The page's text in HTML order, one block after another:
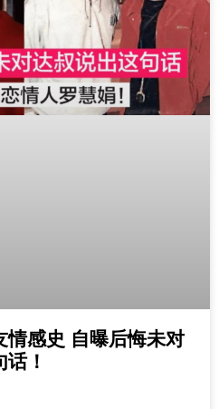
情感史 自曝后悔未对
！